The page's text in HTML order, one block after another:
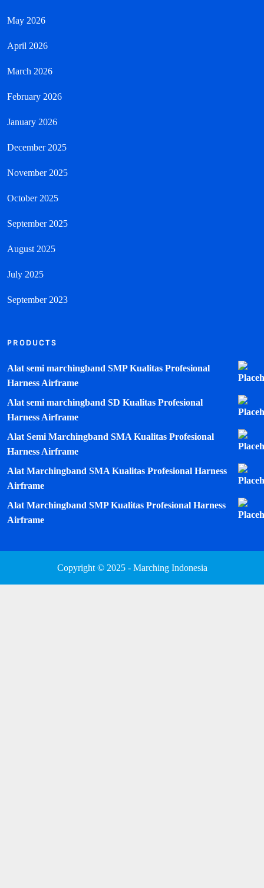
May 2026
April 2026
March 2026
February 2026
January 2026
December 2025
November 2025
October 2025
September 2025
August 2025
July 2025
September 2023
PRODUCTS
Alat semi marchingband SMP Kualitas Profesional
Harness Airframe
Alat semi marchingband SD Kualitas Profesional
Harness Airframe
Alat Semi Marchingband SMA Kualitas Profesional
Harness Airframe
Alat Marchingband SMA Kualitas Profesional Harness
Airframe
Alat Marchingband SMP Kualitas Profesional Harness
Airframe
Copyright © 2025 - Marching Indonesia